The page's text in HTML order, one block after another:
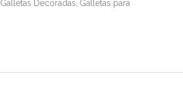
Galletas Decoradas Galletas para